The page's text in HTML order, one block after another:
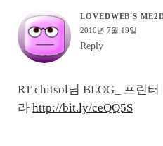
LOVEDWEB'S
2010년 7월 19일
Reply
RT chitsol님 BLOG_ 프린
라 http://bit.ly/ceQQ5S